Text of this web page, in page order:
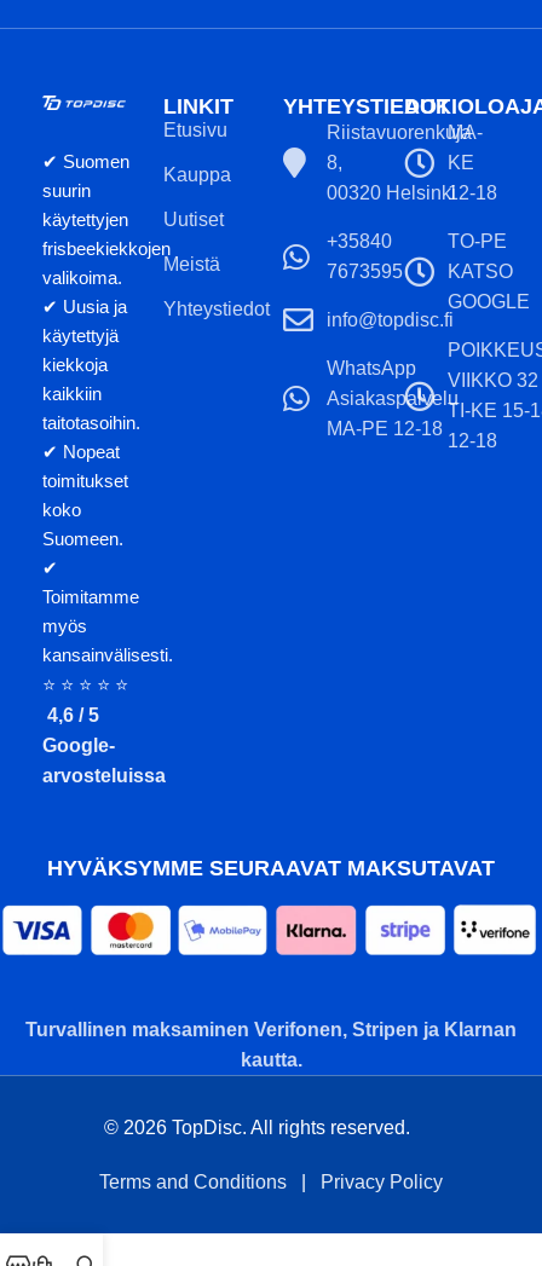
✔ Suomen
suurin
käytettyjen
frisbeekiekkojen
valikoima.
✔ Uusia ja
käytettyjä
kiekkoja
kaikkiin
taitotasoihin.
✔ Nopeat
toimitukset
koko
Suomeen.
✔
Toimitamme
myös
kansainvälisesti.
⭐ ⭐ ⭐ ⭐ ⭐
4,6 / 5
Google-
arvosteluissa
LINKIT
Etusivu
Kauppa
Uutiset
Meistä
Yhteystiedot
YHTEYSTIEDOT
Riistavuorenkuja
8,
00320 Helsinki
+35840
7673595
info@topdisc.fi
WhatsApp
Asiakaspalvelu
MA-PE 12-18
MA-
KE
12-18
TO-PE
KATSO
GOOGLE
VIIKKO 32
TI-KE 15-
12-18
HYVÄKSYMME SEURAAVAT MAKSUTAVAT
Turvallinen maksaminen Verifonen, Stripen ja Klarnan
kautta.
© 2026 TopDisc. All rights reserved.
Terms and Conditions Privacy Policy